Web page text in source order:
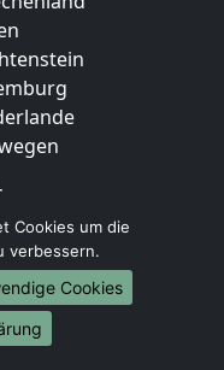
am Main
Cookies um die
verbessern.
Cookies